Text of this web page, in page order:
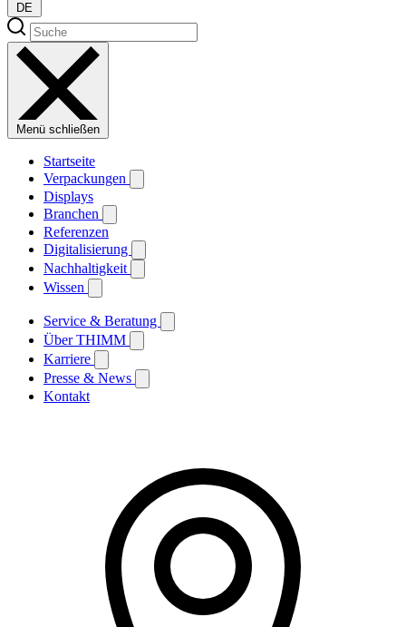
DE
Menü schließen
Startseite
Verpackungen
Displays
Branchen
Referenzen
Digitalisierung
Nachhaltigkeit
Wissen
Service & Beratung
Über THIMM
Karriere
Presse & News
Kontakt